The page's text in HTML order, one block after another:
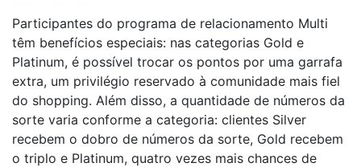
Participantes do programa de relacionamento Multi
têm benefícios especiais: nas categorias Gold e
Platinum, é possível trocar os pontos por uma garrafa
extra, um privilégio reservado à comunidade mais fiel
do shopping. Além disso, a quantidade de números da
sorte varia conforme a categoria: clientes Silver
recebem o dobro de números da sorte, Gold recebem
o triplo e Platinum, quatro vezes mais chances de